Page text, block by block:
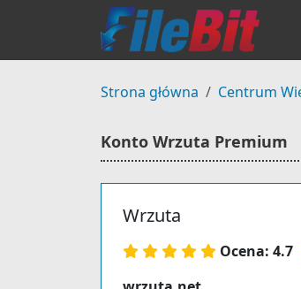
Strona główna Centrum
Konto Wrzuta Premium
Wrzuta
Ocena: 4.7